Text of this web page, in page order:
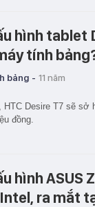
hình tablet
tính
bảng - 11 năm
HTC Desire T7 sẽ
đồng.
hình ASUS
ra mắt